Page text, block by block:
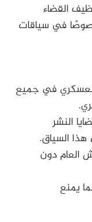
القضاء
في سياقات
العسكري في جميع
النشر
هذا السياق.
العام دون
يمنع